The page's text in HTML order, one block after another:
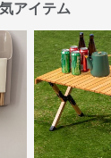
アイテム